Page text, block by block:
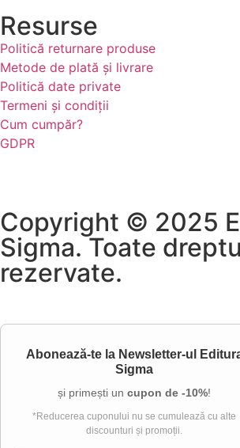
Resurse
Politică returnare produse
Metode de plată și livrare
Politică date private
Termeni și condiții
Cum cumpăr?
GDPR
Copyright © 2025
Sigma. Toate
rezervate.
Abonează-te la Newsletter-ul
Sigma
și primești un cupon de -10%!
*Reducerea cuponului nu se cumulează cu alte
discounturi și promoții.